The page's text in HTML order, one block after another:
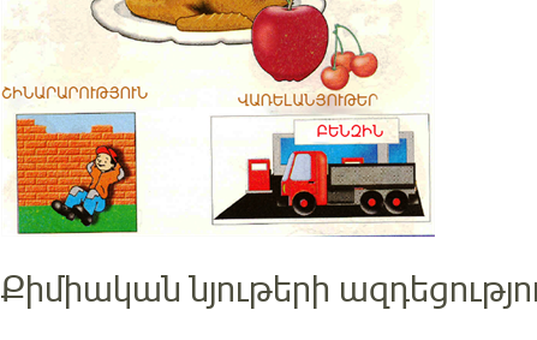
Քիմիական նյութերի